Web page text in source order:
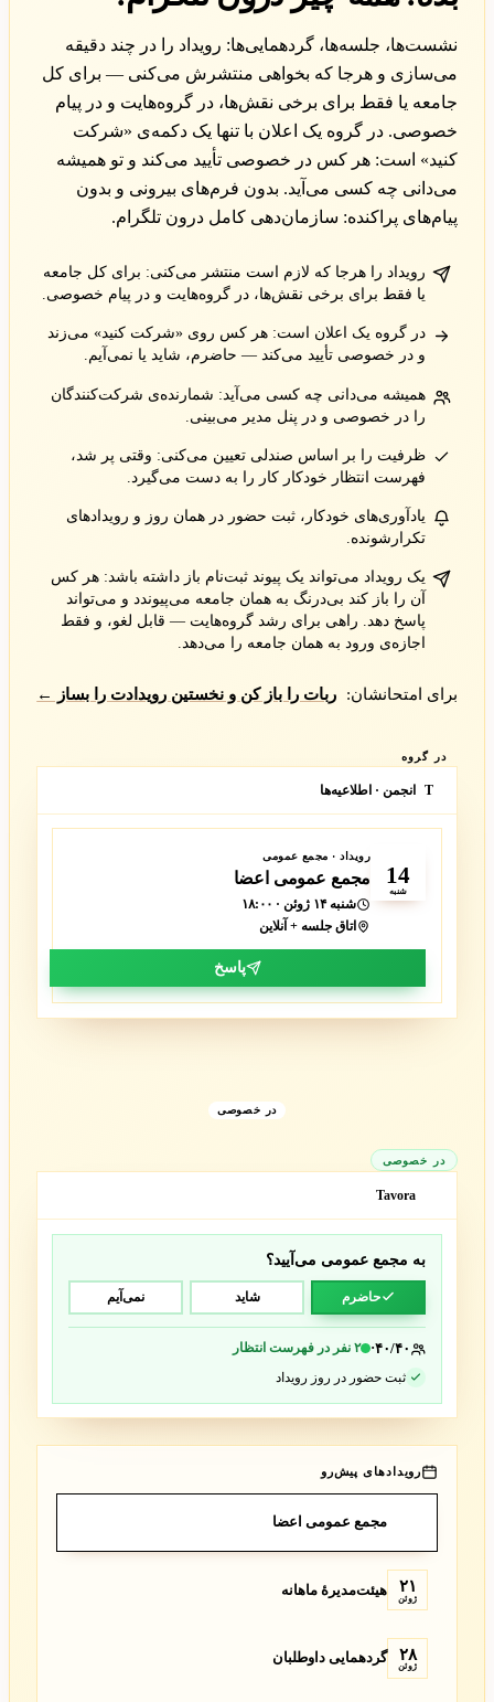
نشست‌ها، جلسه‌ها، گردهمایی‌ها: رویداد را در چند دقیقه
می‌سازی و هرجا که بخواهی منتشرش می‌کنی — برای کل
جامعه یا فقط برای برخی نقش‌ها، در گروه‌هایت و در پیام
خصوصی. در گروه یک اعلان با تنها یک دکمه‌ی «شرکت
کنید» است: هر کس در خصوصی تأیید می‌کند و تو همیشه
می‌دانی چه کسی می‌آید. بدون فرم‌های بیرونی و بدون
پیام‌های پراکنده: سازمان‌دهی کامل درون تلگرام.
رویداد را هرجا که لازم است منتشر می‌کنی: برای کل جامعه
یا فقط برای برخی نقش‌ها، در گروه‌هایت و در پیام خصوصی.
در گروه یک اعلان است: هر کس روی «شرکت کنید» می‌زند
و در خصوصی تأیید می‌کند — حاضرم، شاید یا نمی‌آیم.
همیشه می‌دانی چه کسی می‌آید: شمارنده‌ی شرکت‌کنندگان
را در خصوصی و در پنل مدیر می‌بینی.
ظرفیت را بر اساس صندلی تعیین می‌کنی: وقتی پر شد،
فهرست انتظار خودکار کار را به دست می‌گیرد.
یادآوری‌های خودکار، ثبت حضور در همان روز و رویدادهای
تکرارشونده.
یک رویداد می‌تواند یک پیوند ثبت‌نام باز داشته باشد: هر کس
آن را باز کند بی‌درنگ به همان جامعه می‌پیوندد و می‌تواند
پاسخ دهد. راهی برای رشد گروه‌هایت — قابل لغو، و فقط
اجازه‌ی ورود به همان جامعه را می‌دهد.
برای امتحانشان: ربات را باز کن و نخستین رویدادت را بساز ←
در گروه
انجمن · اطلاعیه‌ها
14
شنبه
رویداد · مجمع عمومی
مجمع عمومی اعضا
شنبه ۱۴ ژوئن · ۱۸:۰۰
اتاق جلسه + آنلاین
پاسخ
در خصوصی
در خصوصی
Tavora
به مجمع عمومی می‌آیید؟
حاضرم شاید نمی‌آیم
۴۰/۴۰· ۲ نفر در فهرست انتظار
ثبت حضور در روز رویداد
رویدادهای پیش‌رو
مجمع عمومی اعضا
۲۱
ژوئن
هیئت‌مدیرهٔ ماهانه
۲۸
ژوئن
گردهمایی داوطلبان